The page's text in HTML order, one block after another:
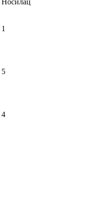
1
5
4